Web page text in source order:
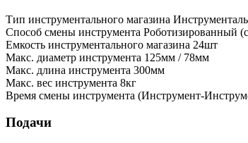
Тип инструментального магазина
Способ смены инструмента Роботизированный
Емкость инструментального магазина 24шт
Макс. диаметр инструмента 125мм / 78мм
Макс. длина инструмента 300мм
Макс. вес инструмента 8кг
Время смены инструмента (Инструмент-
Подачи